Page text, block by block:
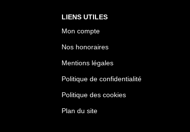
LIENS UTILES
Mon compte
Nos honoraires
Mentions légales
Politique de confidentialité
Politique des cookies
Plan du site